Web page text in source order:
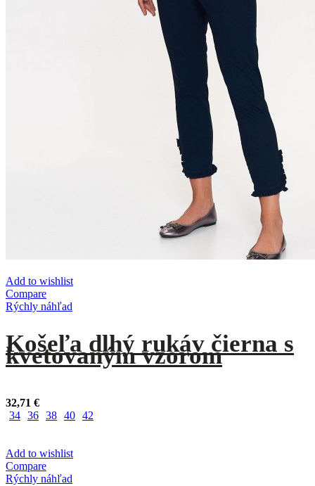
Add to wishlist
Compare
Rýchly náhľad
Košeľa dlhý rukáv čierna s
kvetovaným vzorom
32,71 €
34 36 38 40 42
Add to wishlist
Compare
Rýchly náhľad